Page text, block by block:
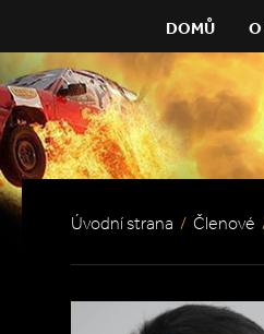
DOMŮ
Úvodní strana / Členové